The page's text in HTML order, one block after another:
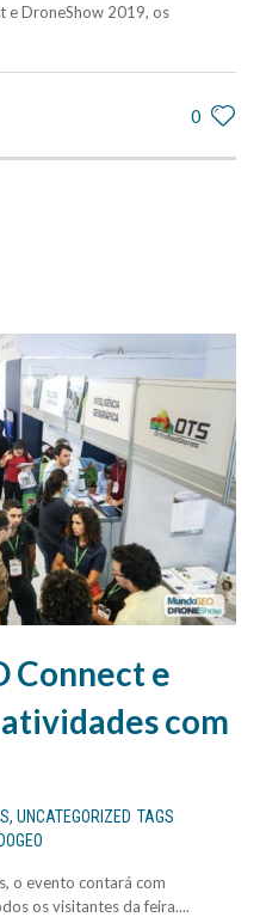
e DroneShow 2019, os
0
Connect e
com
, UNCATEGORIZED TAGS
o evento contará com
os visitantes da feira....